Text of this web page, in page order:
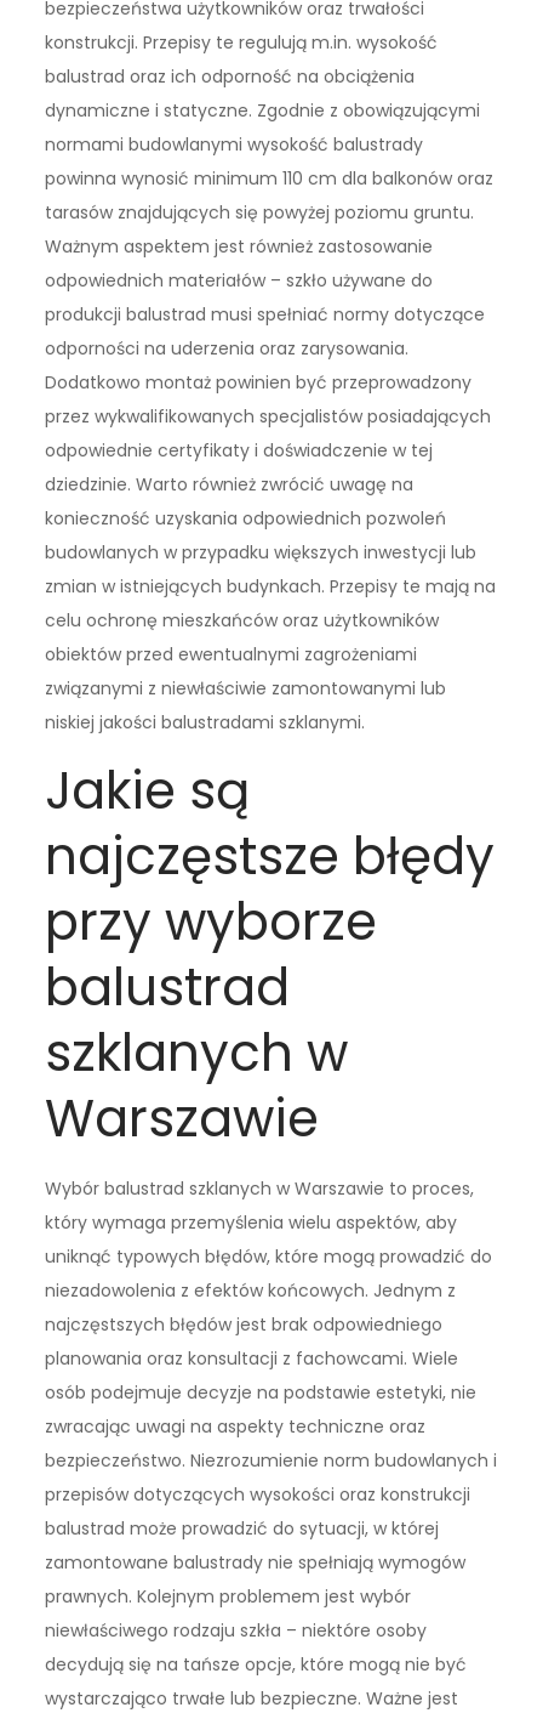
bezpieczeństwa użytkowników oraz trwałości
konstrukcji. Przepisy te regulują m.in. wysokość
balustrad oraz ich odporność na obciążenia
dynamiczne i statyczne. Zgodnie z obowiązującymi
normami budowlanymi wysokość balustrady
powinna wynosić minimum 110 cm dla balkonów oraz
tarasów znajdujących się powyżej poziomu gruntu.
Ważnym aspektem jest również zastosowanie
odpowiednich materiałów – szkło używane do
produkcji balustrad musi spełniać normy dotyczące
odporności na uderzenia oraz zarysowania.
Dodatkowo montaż powinien być przeprowadzony
przez wykwalifikowanych specjalistów posiadających
odpowiednie certyfikaty i doświadczenie w tej
dziedzinie. Warto również zwrócić uwagę na
konieczność uzyskania odpowiednich pozwoleń
budowlanych w przypadku większych inwestycji lub
zmian w istniejących budynkach. Przepisy te mają na
celu ochronę mieszkańców oraz użytkowników
obiektów przed ewentualnymi zagrożeniami
związanymi z niewłaściwie zamontowanymi lub
niskiej jakości balustradami szklanymi.
Jakie są
najczęstsze błędy
przy wyborze
balustrad
szklanych w
Warszawie
Wybór balustrad szklanych w Warszawie to proces,
który wymaga przemyślenia wielu aspektów, aby
uniknąć typowych błędów, które mogą prowadzić do
niezadowolenia z efektów końcowych. Jednym z
najczęstszych błędów jest brak odpowiedniego
planowania oraz konsultacji z fachowcami. Wiele
osób podejmuje decyzje na podstawie estetyki, nie
zwracając uwagi na aspekty techniczne oraz
bezpieczeństwo. Niezrozumienie norm budowlanych i
przepisów dotyczących wysokości oraz konstrukcji
balustrad może prowadzić do sytuacji, w której
zamontowane balustrady nie spełniają wymogów
prawnych. Kolejnym problemem jest wybór
niewłaściwego rodzaju szkła – niektóre osoby
decydują się na tańsze opcje, które mogą nie być
wystarczająco trwałe lub bezpieczne. Ważne jest